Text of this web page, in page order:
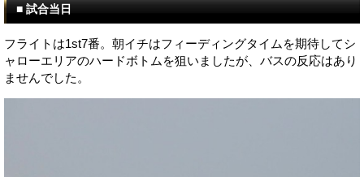
■ 試合当日
フライトは1st7番。朝イチはフィーディングタイムを期待してシ
ャローエリアのハードボトムを狙いましたが、バスの反応はあり
ませんでした。